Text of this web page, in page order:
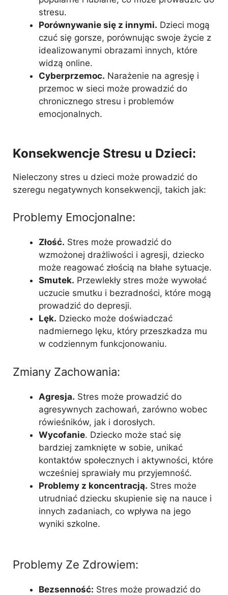
stresu.
Porównywanie się z innymi. Dzieci mogą
czuć się gorsze, porównując swoje życie z
idealizowanymi obrazami innych, które
widzą online.
Cyberprzemoc. Narażenie na agresję i
przemoc w sieci może prowadzić do
chronicznego stresu i problemów
emocjonalnych.
Konsekwencje Stresu u Dzieci:
Nieleczony stres u dzieci może prowadzić do
szeregu negatywnych konsekwencji, takich jak:
Problemy Emocjonalne:
Złość. Stres może prowadzić do
wzmożonej drażliwości i agresji, dziecko
może reagować złością na błahe sytuacje.
Smutek. Przewlekły stres może wywołać
uczucie smutku i bezradności, które mogą
prowadzić do depresji.
Lęk. Dziecko może doświadczać
nadmiernego lęku, który przeszkadza mu
w codziennym funkcjonowaniu.
Zmiany Zachowania:
Agresja. Stres może prowadzić do
agresywnych zachowań, zarówno wobec
rówieśników, jak i dorosłych.
Wycofanie. Dziecko może stać się
bardziej zamknięte w sobie, unikać
kontaktów społecznych i aktywności, które
wcześniej sprawiały mu przyjemność.
Problemy z koncentracją. Stres może
utrudniać dziecku skupienie się na nauce i
innych zadaniach, co wpływa na jego
wyniki szkolne.
Problemy Ze Zdrowiem:
Bezsenność: Stres może prowadzić do